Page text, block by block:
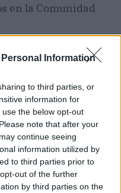
Information
to third parties, or
information for
the below opt-out
note that after your
continue seeing
information utilized by
to third parties prior to
out of the further
by third parties on the
en la Comunidad